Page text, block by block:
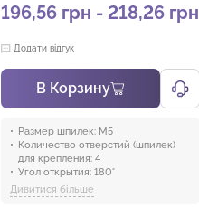
196,56 грн - 218,26 грн
Додати відгук
В Корзину
Размер шпилек: M5
Количество отверстий (шпилек)
для крепления: 4
Угол открытия: 180°
Размер: 19,5, 25,5
Материал:Zamak
Дивитися більше